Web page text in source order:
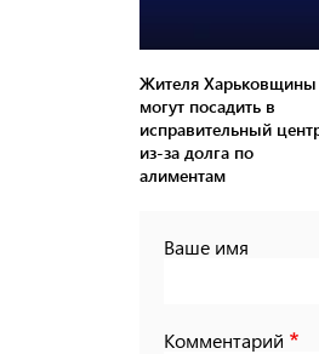
Жителя Харьковщины
могут посадить в
исправительный
из-за долга по
алиментам
Ваше имя
Комментарий